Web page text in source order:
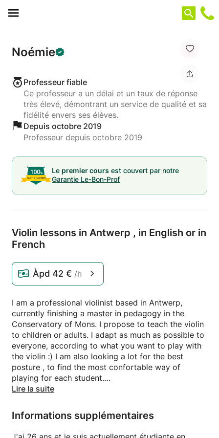
Noémie
Professeur fiable
Ce professeur a un délai et un taux de réponse
très élevé, démontrant un service de qualité et sa
fidélité envers ses élèves.
Depuis octobre 2019
Professeur depuis octobre 2019
Le premier cours est couvert par notre
Garantie Le-Bon-Prof
Violin lessons in Antwerp , in English or in
French
Àpd 42 € /h
I am a professional violinist based in Antwerp,
currently finishing a master in pedagogy in the
Conservatory of Mons. I propose to teach the violin
to children or adults. I adapt as much as possible to
everyone, according to what you want to play with
the violin :) I am also looking a lot for the best
posture , to find the most confortable way of
playing for each student.
free to contact me !
-----------------------------------------------
Lire la suite
Informations supplémentaires